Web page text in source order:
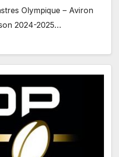
Olympique – Aviron
2024-2025…